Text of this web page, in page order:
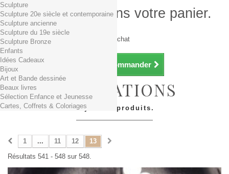
Il y a 1 produit dans votre panier.
Total produits TTC
Frais de port TTC
0,01€ dès 29€ d'achat
Total TTC
Continuer mes achats Commander
Sculpture
Sculpture 20e siècle et contemporaine
Sculpture ancienne
Sculpture du 19e siècle
Sculpture Bronze
Enfants
Idées Cadeaux
Bijoux
Art et Bande dessinée
Beaux livres
Sélection Enfance et Jeunesse
Cartes, Coffrets & Coloriages
CIVILISATIONS
Il y a 548 produits.
1 ... 11 12
13
Résultats 541 - 548 sur 548.